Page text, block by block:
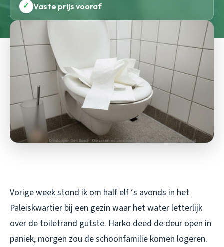
✓ Vaste prijs vooraf
Vorige week stond ik om half elf ‘s avonds in het
Paleiskwartier bij een gezin waar het water letterlijk
over de toiletrand gutste. Harko deed de deur open in
paniek, morgen zou de schoonfamilie komen logeren.